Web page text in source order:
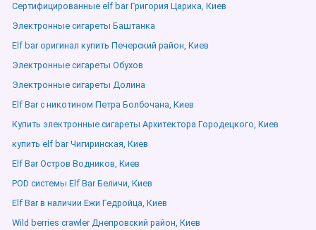
Сертифицированные elf bar Григория Царика, Киев
Электронные сигареты Баштанка
Elf bar оригинал купить Печерский район, Киев
Электронные сигареты Обухов
Электронные сигареты Долина
Elf Bar с никотином Петра Болбочана, Киев
Купить электронные сигареты Архитектора Городецкого, Киев
купить elf bar Чигиринская, Киев
Elf Bar Остров Водников, Киев
POD системы Elf Bar Беличи, Киев
Elf Bar в наличии Ежи Гедройца, Киев
Wild berries crawler Днепровский район, Киев